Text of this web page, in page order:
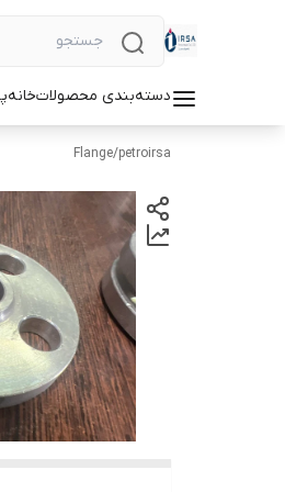
دسته‌بندی محصولاتخانه
petroirsa
/
Flange